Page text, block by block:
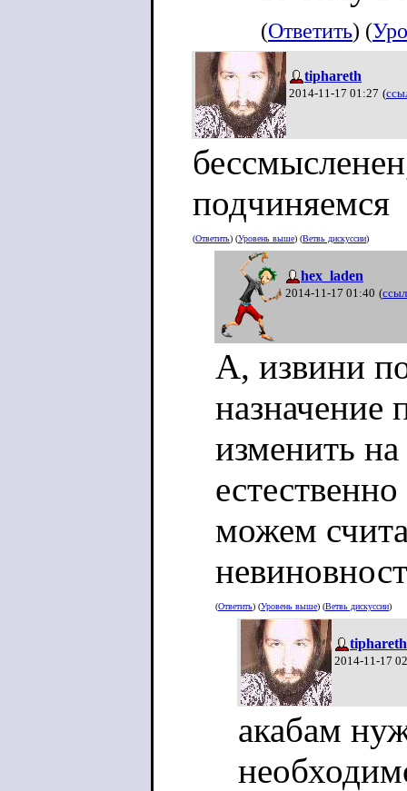
(Ответить) (
tiphareth
2014-11-17 01:27 (
подчиняемся
(Ответить) (Уровень выше) (Ветвь дискуссии)
hex_laden
2014-11-17 01:40 (
А, извини
назначение
изменить
можем
(Ответить) (Уровень выше) (Ветвь дискуссии)
tiphareth
2014-11-17
акабам